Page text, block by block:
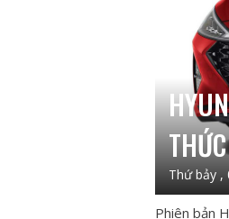
Thứ bảy
Phiên bản